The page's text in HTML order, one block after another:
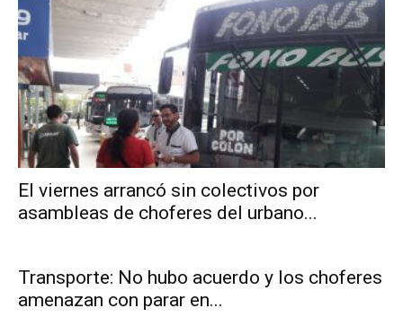
El viernes arrancó sin colectivos por
asambleas de choferes del urbano...
Transporte: No hubo acuerdo y los choferes
amenazan con parar en...